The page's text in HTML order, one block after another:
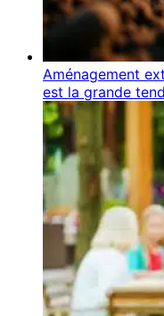
Aménagement
est la grande